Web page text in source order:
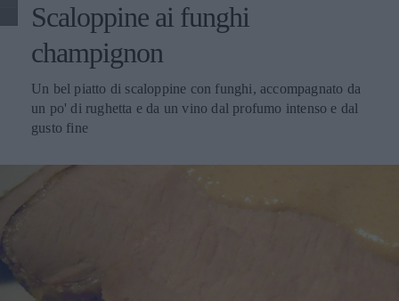
Scaloppine ai funghi
champignon
Un bel piatto di scaloppine con funghi, accompagnato da
un po' di rughetta e da un vino dal profumo intenso e dal
gusto fine